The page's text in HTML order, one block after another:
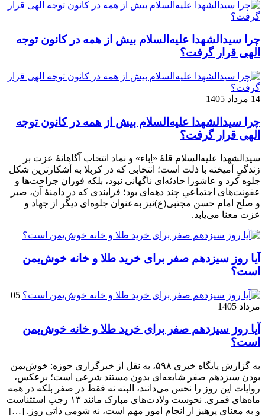
چرا سیدالشهدا علیه‌السلام بیش از همه در کانون توجه
الهی قرار گرفت؟
14 مرداد 1405
چرا سیدالشهدا علیه‌السلام بیش از همه در کانون توجه
الهی قرار گرفت؟
سیدالشهدا علیه‌السلام قلهٔ «اِباء» و نماد انتخاب آگاهانهٔ عزت بر
زندگیِ آمیخته با ذلت است؛ انتخابی که در کربلا به آشکارترین شکل
جلوه کرد و عاشورا حادثه‌ای ناگهانی نبود، بلکه فوران جراحت‌ها و
عفونت‌های اجتماعیِ چند دهه‌ای بود؛ فرایندی که در دامنهٔ آن، صبر
و صلح امام حسن مجتبی(ع)نیز به‌عنوان جلوه‌ای دیگر از جهاد و
عزت معنا می‌یابد.
آیا روز سیزدهم صفر برای خرید طلا و خانه خوش‌یمن
است؟
05
مرداد 1405
آیا روز سیزدهم صفر برای خرید طلا و خانه خوش‌یمن
است؟
به گزارش پایگاه خبری ۵۹۸، به نقل از خبرگزاری حوزه: خوش‌یمن
بودن سیزدهم صفر شایعه‌ای بدون مستند شرعی است؛ برعکس،
روایات این روز را نحس می‌دانند، البته نه فقط در صفر بلکه در همه
ماه‌های قمری. نحوست ولادت‌های مبارک مانند ۱۳ رجب استثناست
و به معنای پرهیز از انجام امور مهم است، نه شومی ذاتی روز. […]